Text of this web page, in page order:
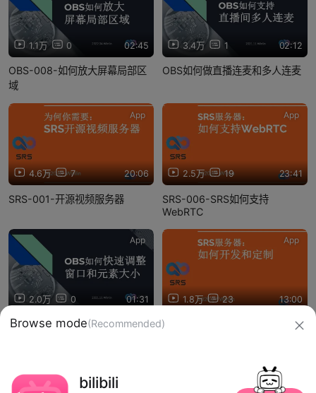
1.1万 0 02:45
OBS-008-如何放大屏幕局部区
域
3.4万 1 02:12
OBS如何做直播连麦和多人连麦
4.6万 7 20:06
App
SRS-001-开源视频服务器
2.5万 19 23:41
App
SRS-006-SRS如何支持
WebRTC
2.0万 0 01:31
App
OBS-004-OBS快速裁剪窗口
1.8万 23 13:00
App
SRS-003-SRS开发和定制
Browse mode(Recommended)
网络文化经营许可证 沪网文【2019】3804-274号